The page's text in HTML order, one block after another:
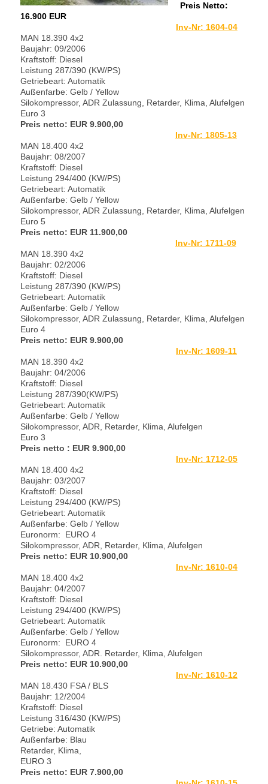
Preis Netto:
16.900 EUR
Inv-Nr: 1604-04
MAN 18.390 4x2
Baujahr: 09/2006
Kraftstoff: Diesel
Leistung 287/390 (KW/PS)
Getriebeart: Automatik
Außenfarbe: Gelb / Yellow
Silokompressor, ADR Zulassung, Retarder, Klima, Alufelgen
Euro 3
Preis netto: EUR 9.900,00
Inv-Nr: 1805-13
MAN 18.400 4x2
Baujahr: 08/2007
Kraftstoff: Diesel
Leistung 294/400 (KW/PS)
Getriebeart: Automatik
Außenfarbe: Gelb / Yellow
Silokompressor, ADR Zulassung, Retarder, Klima, Alufelgen
Euro 5
Preis netto: EUR 11.900,00
Inv-Nr: 1711-09
MAN 18.390 4x2
Baujahr: 02/2006
Kraftstoff: Diesel
Leistung 287/390 (KW/PS)
Getriebeart: Automatik
Außenfarbe: Gelb / Yellow
Silokompressor, ADR Zulassung, Retarder, Klima, Alufelgen
Euro 4
Preis netto: EUR 9.900,00
Inv-Nr: 1609-11
MAN 18.390 4x2
Baujahr: 04/2006
Kraftstoff: Diesel
Leistung 287/390(KW/PS)
Getriebeart: Automatik
Außenfarbe: Gelb / Yellow
Silokompressor, ADR, Retarder, Klima, Alufelgen
Euro 3
Preis netto : EUR 9.900,00
Inv-Nr: 1712-05
MAN 18.400 4x2
Baujahr: 03/2007
Kraftstoff: Diesel
Leistung 294/400 (KW/PS)
Getriebeart: Automatik
Außenfarbe: Gelb / Yellow
Euronorm: EURO 4
Silokompressor, ADR, Retarder, Klima, Alufelgen
Preis netto: EUR 10.900,00
Inv-Nr: 1610-04
MAN 18.400 4x2
Baujahr: 04/2007
Kraftstoff: Diesel
Leistung 294/400 (KW/PS)
Getriebeart: Automatik
Außenfarbe: Gelb / Yellow
Euronorm: EURO 4
Silokompressor, ADR. Retarder, Klima, Alufelgen
Preis netto: EUR 10.900,00
Inv-Nr: 1610-12
MAN 18.430 FSA / BLS
Baujahr: 12/2004
Kraftstoff: Diesel
Leistung 316/430 (KW/PS)
Getriebe: Automatik
Außenfarbe: Blau
Retarder, Klima,
EURO 3
Preis netto: EUR 7.900,00